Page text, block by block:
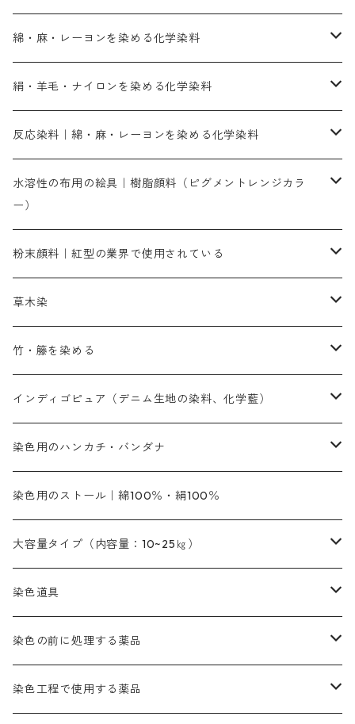
綿・麻・レーヨンを染める化学染料
直接染料－染色手順が簡単
人気のおすすめ直接染料
染色に必要な薬品類
橙色系
青色系
紫色系
緑色系
茶色系
絹・羊毛・ナイロンを染める化学染料
お買い得品
染料一覧
人気のおすすめ染料
橙色系
緑色系
茶色系
灰色系
黒色系
染色に必要な薬品類
補助薬品
反応染料｜綿・麻・レーヨンを染める化学染料
お勧めの3原色（赤・青・黄色）
お勧め｜スミフィックス～
3原色以外の色目
赤色
茶色｜20g入りのみ公開
灰色｜20g入りのみ公開
黒色
染色に必要な薬品
アルカリ剤
補助薬品
捺染に必要な材料
捺染糊
水溶性の布用の絵具｜樹脂顔料（ピグメントレンジカラ
ー）
ネオカラー（色）
内容量：100g
内容量：500g
バィンダー（定着剤）
増粘剤
黄色系
エロ―M3G｜定番の色合い
エロー ＭＧＲ｜明るい緑みの黄色
オレンジ系
オレンヂMG｜黄みの橙色
オレンヂMGD（定番の色合い）
赤色系
レットMFB｜赤色（定番の色合い）
レットMG｜黄みの朱色
青色系
ネビーブルーMB（定番の色合い）
ブルーMB（定番の色合い）
紫色系
バイオレットMFB
緑色系
ダークグリンMG（定番の色合い）
茶色系
粉末顔料｜紅型の業界で使用されている
赤色系
本洋紅
代用朱黄色口
黄色系
ファストエロ―10GN（鮮やかな黄色）
ファストエロ―5GN（黄色）
青色系
NSBAブルー
群青
白色｜胡粉
黒色｜在庫処分特価
緑色｜在庫処分特価
茶色｜在庫処分特価
草木染
植物染料
人気のおすすめ植物染料
インド茜・西洋茜の個別販売
カッチ｜茶系
霧島産・晩秋茶｜黄金色（赤みの黄色）｜準備中
濃染処理剤｜ソルバックスPS－900
媒染剤
アルミ媒染剤
鉄媒染剤
ソーダ灰｜アルカリ性のPH調整剤
藍染
ぶどう糖
ハイドロサルファイトコンク
染色用途のハンカチ・バンダナ
45cm×45cm（ハンカチ）｜端の始末も綿糸｜タグなし
54cm×54cm（バンダナ）｜端の始末も綿糸｜タグなし
竹・籐を染める
人気のおすすめ竹・藤を染める染料
塩基性染料（混色可能）
ビスマークブロンB｜赤茶色
塩基性エロ―｜液体タイプ
オリジナル染料｜スス竹色｜ミキセットファストブロンGR
インディゴピュア（デニム生地の染料、化学藍）
初心者向けお試しセット販売
インディゴピュア
アルカリ剤
ハイドロサルファイトコンク
酸性剤
染色用のハンカチ・バンダナ
45cm×45cm（ハンカチ）｜端の始末も綿糸｜タグなし
54cm×54cm（バンダナ）｜端の始末も綿糸｜タグなし
染色用のストール｜綿100％・絹100％
大容量タイプ（内容量：10~25㎏）
芒硝｜綿の染色時の吸収促進剤
ソーダ灰｜アルカリ性のPH調整剤
硫酸第一鉄｜鉄媒染剤
染色道具
刷毛
摺込み刷毛（スリコミハケ）ー夏毛（硬いタイプ）
ローケツ筆
染色の前に処理する薬品
精練剤｜汚れ落とし剤｜針状マルセル石鹸
染色工程で使用する薬品